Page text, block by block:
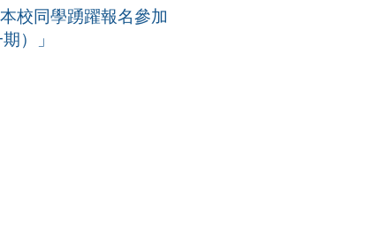
校同學踴躍報名參加
）」